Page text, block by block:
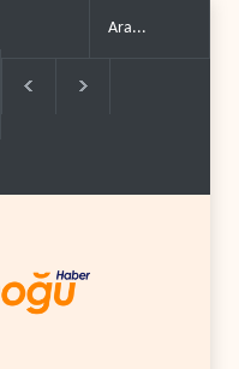
yerleşimcilere ..